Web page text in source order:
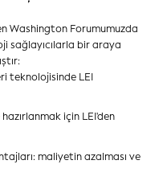
Washington Forumumuzda
sağlayıcılarla bir araya
teknolojisinde LEI
için LEI'den
maliyetin azalması ve